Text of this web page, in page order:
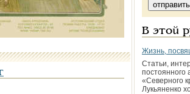
В этой
Жизнь,
Статьи,
постоянного
«Северного
Лукьяненко